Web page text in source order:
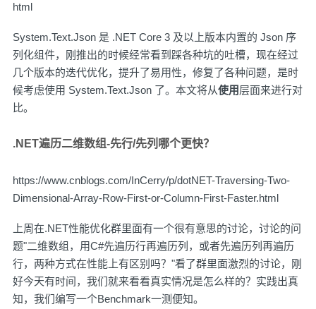
html
System.Text.Json 是 .NET Core 3 及以上版本内置的 Json 序
列化组件，刚推出的时候经常看到踩各种坑的吐槽，现在经过
几个版本的迭代优化，提升了易用性，修复了各种问题，是时
候考虑使用 System.Text.Json 了。本文将从使用层面来进行对
比。
.NET遍历二维数组-先行/先列哪个更快？
https://www.cnblogs.com/InCerry/p/dotNET-Traversing-Two-
Dimensional-Array-Row-First-or-Column-First-Faster.html
上周在.NET性能优化群里面有一个很有意思的讨论，讨论的问
题"二维数组，用C#先遍历行再遍历列，或者先遍历列再遍历
行，两种方式在性能上有区别吗？"看了群里面激烈的讨论，刚
好今天有时间，我们就来看看真实情况是怎么样的？实践出真
知，我们编写一个Benchmark一测便知。